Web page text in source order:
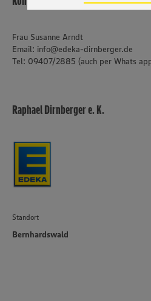
genannten Dienste Ihre Daten
unseren Datenschutzhinweisen
Frau Susanne Arndt
Email: info@edeka-dirnberger.de
Tel: 09407/2885 (auch per Whats
Raphael Dirnberger e. K.
Standort
Bernhardswald